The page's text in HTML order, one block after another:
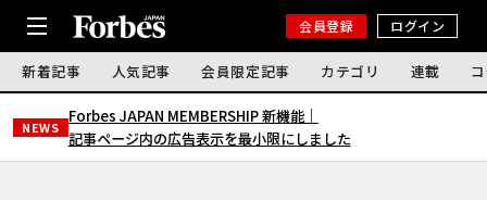
会員登録 ログイン
新着記事 人気記事 会員限定記事 カテゴリ 連載
NEWS
Forbes JAPAN MEMBERSHIP 新機能｜
記事ページ内の広告表示を最小限にしました